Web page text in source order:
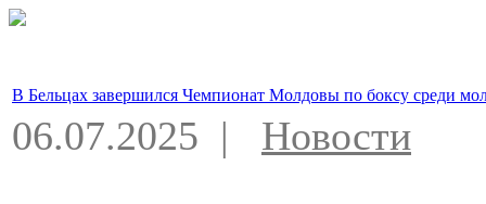
В Бельцах завершился Чемпионат Молдовы по боксу среди
06.07.2025 | Новости